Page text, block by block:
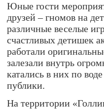
Юные гости
друзей – гномов на
различные веселые
счастливых детишек
работали
залезали внутрь
катались в них по
публики.
На территории